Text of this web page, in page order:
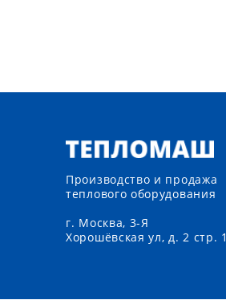
Производство и продажа
теплового оборудования
г. Москва, 3-Я
Хорошёвская ул, д. 2 стр. 1